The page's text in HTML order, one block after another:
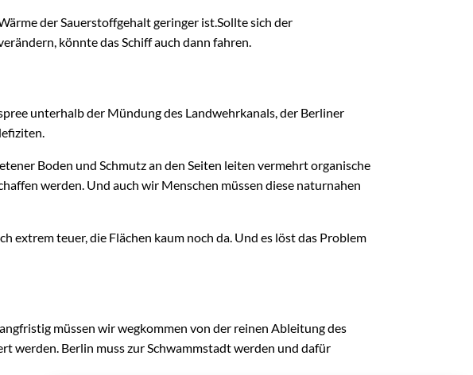
der Sauerstoffgehalt geringer ist.Sollte sich der
könnte das Schiff auch dann fahren.
unterhalb der Mündung des Landwehrkanals, der Berliner
Boden und Schmutz an den Seiten leiten vermehrt organische
werden. Und auch wir Menschen müssen diese naturnahen
extrem teuer, die Flächen kaum noch da. Und es löst das Problem
müssen wir wegkommen von der reinen Ableitung des
werden. Berlin muss zur Schwammstadt werden und dafür